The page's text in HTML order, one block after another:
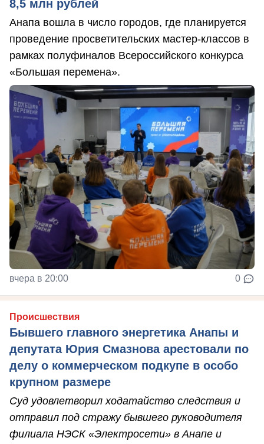
8,5 млн рублей
Анапа вошла в число городов, где планируется
проведение просветительских мастер-классов в
рамках полуфиналов Всероссийского конкурса
«Большая перемена».
вчера в 20:00 0
Происшествия
Бывшего главного энергетика Анапы и
депутата Юрия Смазнова арестовали по
делу о коммерческом подкупе в особо
крупном размере
Суд удовлетворил ходатайство следствия и
отправил под стражу бывшего руководителя
филиала НЭСК «Электросети» в Анапе и